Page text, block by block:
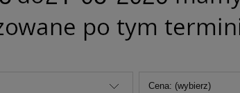
Cena: (wybierz)